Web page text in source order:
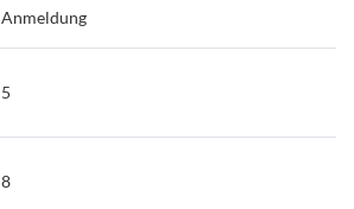
Anmeldung
5
8